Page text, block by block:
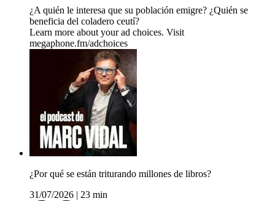
¿A quién le interesa que su población emigre? ¿Quién se
beneficia del coladero ceutí?
Learn more about your ad choices. Visit
megaphone.fm/adchoices
¿Por qué se están triturando millones de libros?
31/07/2026
23 min